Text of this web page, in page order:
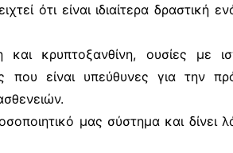
ότι είναι ιδιαίτερα δραστική
και κρυπτοξανθίνη, ουσίες με
που είναι υπεύθυνες για την
μας σύστημα και δίνει